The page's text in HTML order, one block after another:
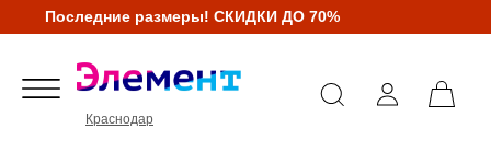
Последние размеры! СКИДКИ ДО 70%
Краснодар